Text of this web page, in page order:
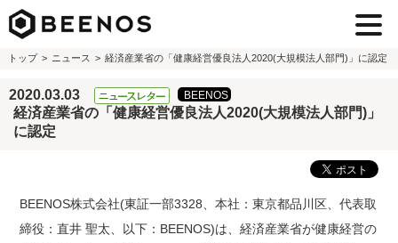
トップ ニュース 経済産業省の「健康経営優良法人2020(大規模法人部門)」に認定
2020.03.03
経済産業省の「健康経営優良法人2020(大規模法人部門)」
に認定
BEENOS株式会社(東証一部3328、本社：東京都品川区、代表取
締役：直井 聖太、以下：BEENOS)は、経済産業省が健康経営の